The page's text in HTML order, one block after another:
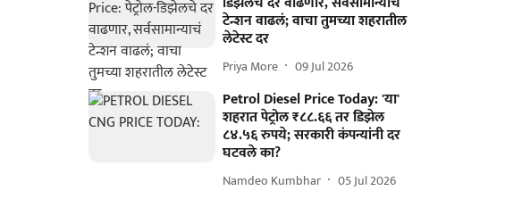
टेन्शन वाढलं; वाचा तुमच्या शहरातील
लेटेस्ट दर
Priya More 09 Jul 2026
Petrol Diesel Price Today: 'या'
शहरात पेट्रोल ₹८८.६६ तर डिझेल
८४.५६ रुपये; सरकारी कंपन्यांनी दर
घटवले का?
Namdeo Kumbhar 05 Jul 2026